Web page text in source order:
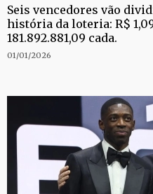
Seis vencedores vão
história da loteria: R$
181.892.881,09 cada.
01/01/2026